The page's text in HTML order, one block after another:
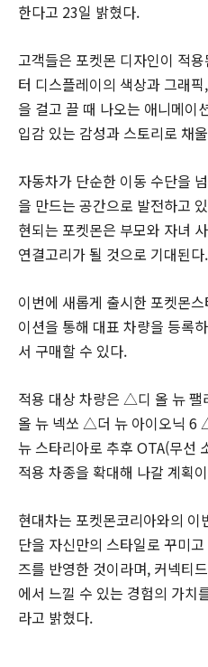
한다고 23일 밝혔다.
고객들은 포켓몬 디자인이 적
터 디스플레이의 색상과 그래
을 걸고 끌 때 나오는 애니메이
입감 있는 감성과 스토리로 채
자동차가 단순한 이동 수단을
을 만드는 공간으로 발전하고
현되는 포켓몬은 부모와 자녀
연결고리가 될 것으로 기대된다.
이번에 새롭게 출시한 포켓몬
이션을 통해 대표 차량을 등록
서 구매할 수 있다.
적용 대상 차량은 △디 올 뉴
올 뉴 넥쏘 △더 뉴 아이오닉
뉴 스타리아로 추후 OTA(무선
적용 차종을 확대해 나갈 계획
현대차는 포켓몬코리아와의
단을 자신만의 스타일로 꾸미
즈를 반영한 것이라며, 커넥티
에서 느낄 수 있는 경험의 가치
라고 밝혔다.